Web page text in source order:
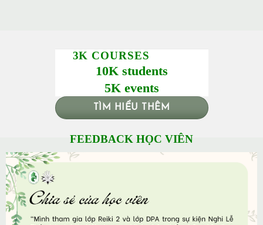
3K COURSES
10K students
5K events
TÌM HIỂU THÊM
FEEDBACK HỌC VIÊN